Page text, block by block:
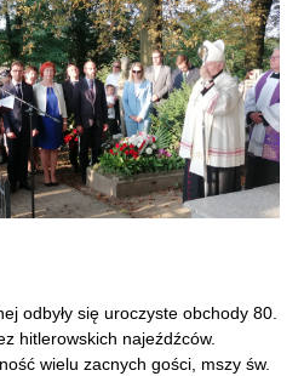
odbyły się uroczyste obchody 80.
hitlerowskich najeźdźców.
wielu zacnych gości, mszy św.